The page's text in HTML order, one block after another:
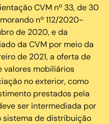
CVM nº 33, de 30
nº 112/2020-
de 2020, e da
da CVM por meio da
de 2021, a oferta de
valores mobiliários
no exterior, como
prestados pela
ser intermediada por
de distribuição